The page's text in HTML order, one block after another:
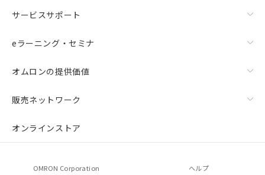
サービスサポート
eラーニング・セミナ
オムロンの提供価値
販売ネットワーク
オンラインストア
OMRON Corporation ヘルプ